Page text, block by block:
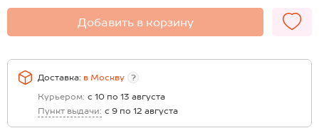
Добавить в корзину
Доставка: в Москву
?
Курьером: с 10 по 13 августа
Пункт выдачи: с 9 по 12 августа